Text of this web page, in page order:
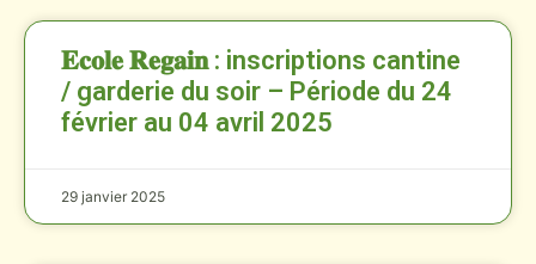
𝐄𝐜𝐨𝐥𝐞 𝐑𝐞𝐠𝐚𝐢𝐧 : inscriptions cantine
/ garderie du soir – Période du 24
février au 04 avril 2025
29 janvier 2025